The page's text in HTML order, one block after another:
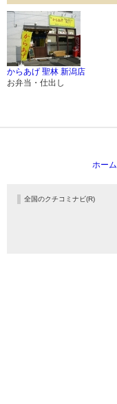
からあげ 聖林 新潟店
お弁当・仕出し
ホーム
全国のクチコミナビ(R)